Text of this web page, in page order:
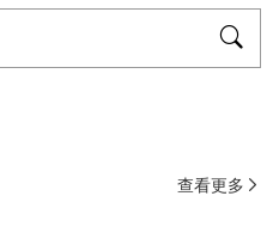

查看更多 